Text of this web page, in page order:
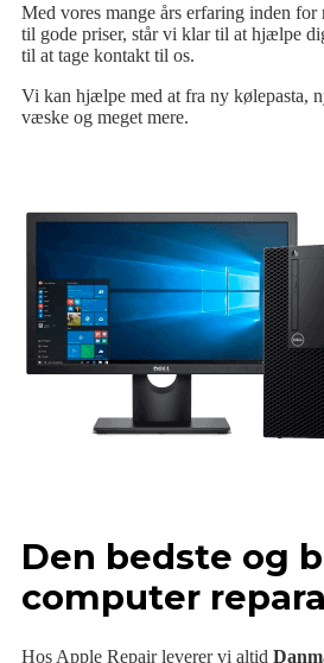
Med vores mange års erfaring inden
til gode priser, står vi klar til at hjælpe
til at tage kontakt til os.
Vi kan hjælpe med at fra ny kølepasta,
væske og meget mere.
Den bedste og
computer
Hos Apple Repair leverer vi altid